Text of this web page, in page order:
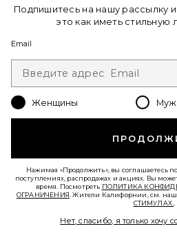
ДЖИНСЫ PENNY
Favorite РУБАШКА
Подпишитесь на нашу рассылку
это как иметь стильную
Email
Женщины
Нажимая «Продолжить», вы соглашаетесь
поступлениях, распродажах и акциях. Вы
время. Посмотреть ПОЛИТИКА
ОГРАНИЧЕНИЯ . Жители Калифорнии, см. наш
СТИМУЛАХ.
Нет, спасибо, я только хочу